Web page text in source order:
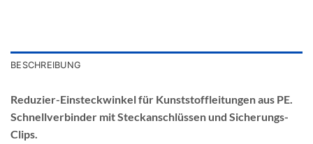
BESCHREIBUNG
Reduzier-Einsteckwinkel für Kunststoffleitungen aus PE.
Schnellverbinder mit Steckanschlüssen und Sicherungs-
Clips.